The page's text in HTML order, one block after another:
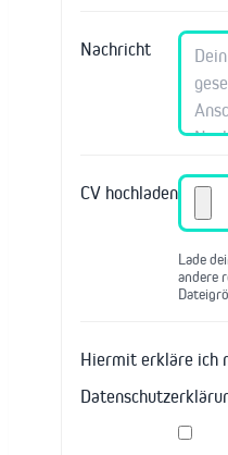
Nachricht
CV hochladen
Lade
andere
Hiermit erkläre ich